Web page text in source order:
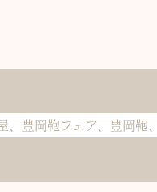
、豊岡鞄フェア、豊岡鞄